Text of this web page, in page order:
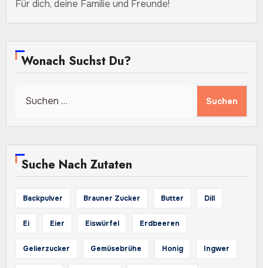
Für dich, deine Familie und Freunde!
Wonach Suchst Du?
Suche Nach Zutaten
Backpulver Brauner Zucker Butter Dill
Ei Eier Eiswürfel Erdbeeren
Gelierzucker Gemüsebrühe Honig Ingwer